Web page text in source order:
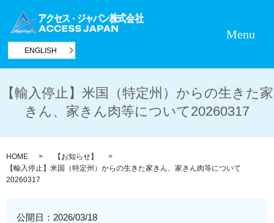
ENGLISH
Menu
【輸入停止】米国（特定州）からの生きた家
きん、家きん肉等について20260317
HOME
【お知らせ】
【輸入停止】米国（特定州）からの生きた家きん、家きん肉等について
20260317
公開日： 2026/03/18